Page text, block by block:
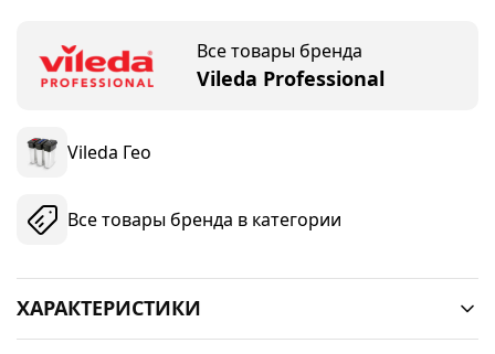
Все товары бренда
Vileda Professional
Vileda Гео
Все товары бренда в категории
ХАРАКТЕРИСТИКИ